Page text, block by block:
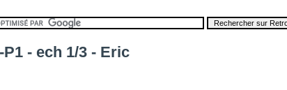
- ech 1/3 - Eric